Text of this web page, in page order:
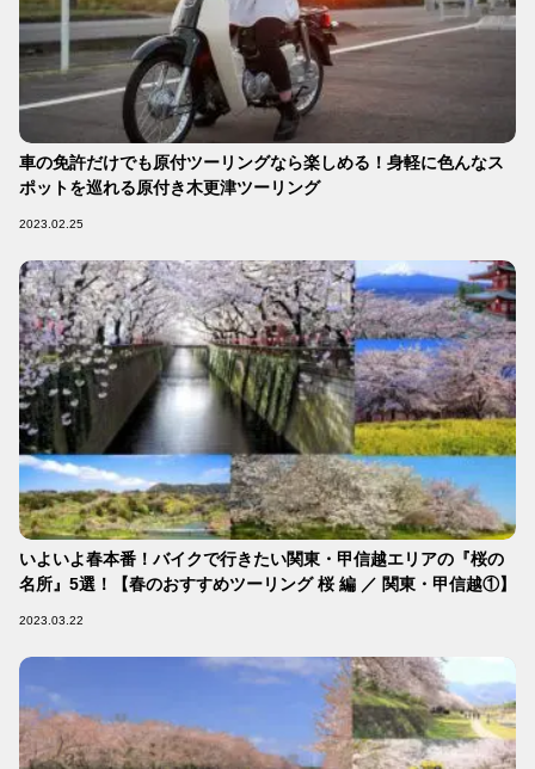
車の免許だけでも原付ツーリングなら楽しめる！身軽に色んなス
ポットを巡れる原付き木更津ツーリング
2023.02.25
いよいよ春本番！バイクで行きたい関東・甲信越エリアの『桜の
名所』5選！【春のおすすめツーリング 桜 編 ／ 関東・甲信越①】
2023.03.22